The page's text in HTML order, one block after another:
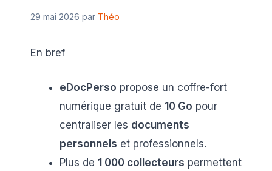
29 mai 2026 par Théo
En bref
eDocPerso propose un coffre-fort
numérique gratuit de 10 Go pour
centraliser les documents
personnels et professionnels.
Plus de 1 000 collecteurs permettent